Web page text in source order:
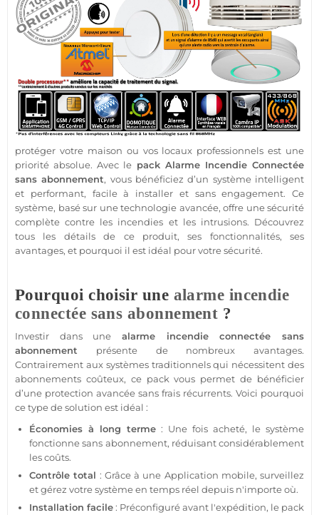
protéger votre maison ou vos locaux professionnels est une
priorité absolue. Avec le pack Alarme Incendie Connectée
sans abonnement, vous bénéficiez d’un systèmeintelligent
et performant, facile à installer et sans engagement. Ce
système, basé sur une technologie avancée, offre unesécurité
complète contre les incendies et les intrusions. Découvrez
tous les détails de ce produit, ses fonctionnalités, ses
avantages, et pourquoi il est idéal pour votresécurité.
Pourquoi choisir une alarme incendie
connectée sans abonnement ?
Investir dans une alarme incendie connectée
sans
abonnement présente de nombreux avantages.
Contrairement aux systèmes traditionnels qui nécessitent des
abonnements coûteux, ce packvous permet de bénéficier
d’une protection avancée sans frais récurrents. Voici pourquoi
ce type de solution est idéal :
Économies à long terme : Une fois acheté, le système
fonctionnesans abonnement, réduisant considérablement
les coûts.
Contrôle total : Grâce à une Application mobile, surveillez
et gérez votresystèmeen temps réel depuis n'importe où.
Installation facile: Préconfiguré avant l'expédition, le pack